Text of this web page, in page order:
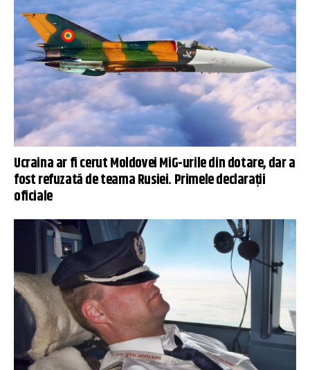
Ucraina ar fi cerut Moldovei MiG-urile din dotare, dar a
fost refuzată de teama Rusiei. Primele declarații
oficiale